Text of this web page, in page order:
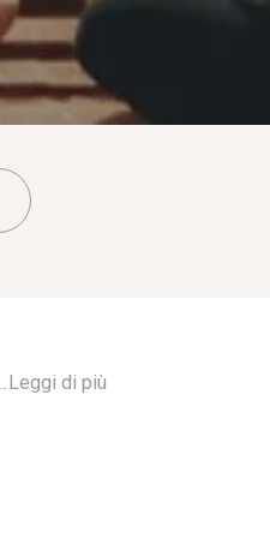
Leggi di più